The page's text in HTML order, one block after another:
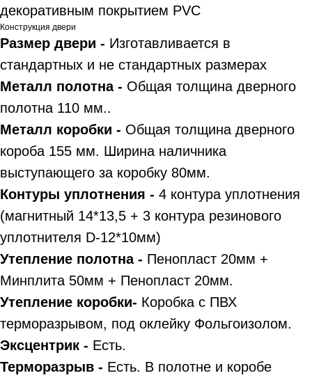
декоративным покрытием PVC
Конструкция двери
Размер двери - Изготавливается в
стандартных и не стандартных размерах
Металл полотна - Общая толщина дверного
полотна 110 мм..
Металл коробки - Общая толщина дверного
короба 155 мм. Ширина наличника
выступающего за коробку 80мм.
Контуры уплотнения - 4 контура уплотнения
(магнитный 14*13,5 + 3 контура резинового
уплотнителя D-12*10мм)
Утепление полотна - Пенопласт 20мм +
Минплита 50мм + Пенопласт 20мм.
Утепление коробки- Коробка с ПВХ
терморазрывом, под оклейку Фольгоизолом.
Эксцентрик - Есть.
Терморазрыв - Есть. В полотне и коробе